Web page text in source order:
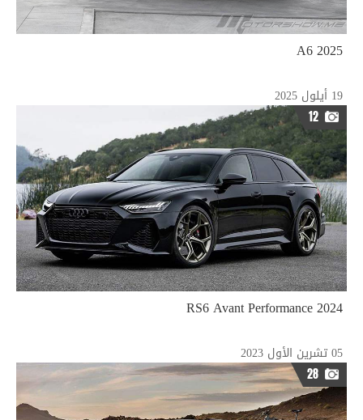
2025 A6
19 أيلول 2025
12
2024 RS6 Avant Performance
05 تشرين الأول 2023
28